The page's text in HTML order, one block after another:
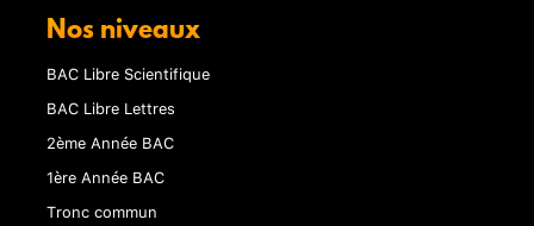
Nos niveaux
BAC Libre Scientifique
BAC Libre Lettres
2ème Année BAC
1ère Année BAC
Tronc commun